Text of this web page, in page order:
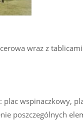
wraz z
plac wspinaczkowy,
poszczególnych